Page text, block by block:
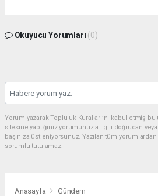
Okuyucu Yorumları (0)
Yorum yazarak Topluluk Kuralları’nı kabul etmiş
sitesine yaptığınız yorumunuzla ilgili doğrudan
başınıza üstleniyorsunuz. Yazılan tüm
sorumlu tutulamaz.
Anasayfa Gündem